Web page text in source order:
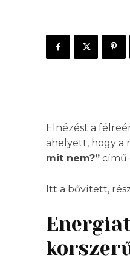
Elnézést a
ahelyett, hogy a
mit nem?” című
Itt a bővített,